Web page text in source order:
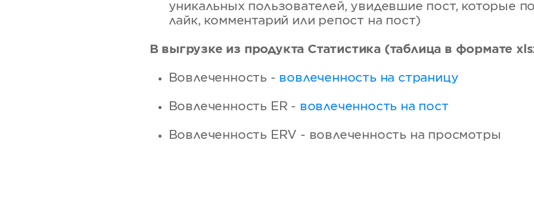
уникальных пользователей, увидевшие пост, которые
лайк, комментарий или репост на пост)
В выгрузке из продукта Статистика (таблица в формате
Вовлеченность - вовлеченность на страницу
Вовлеченность ER - вовлеченность на пост
Вовлеченность ERV - вовлеченность на просмотры